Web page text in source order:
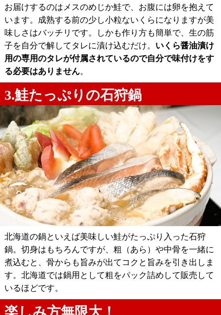
お届けするのはメスのめじか鮭で、お腹には卵を抱えて
います。成熟する前の少し小粒ないくらになりますが美
味しさはバッチリです。しかも作り方も簡単で、生の筋
子を自分で解してタレに漬け込むだけ。 いくら醤油漬け
用の専用のタレが付属されているので自分で味付けをす
る必要はありません。
3.鮭たっぷりの石狩鍋
北海道の鍋といえば美味しい鮭がたっぷり入った石狩
鍋。切身はもちろんですが、粗（あら）や中骨を一緒に
煮込むと、骨からも旨みが出てコクと旨みを引き出しま
す。北海道では鍋用として粗をパック詰めして販売して
いるほどです。
楽しみ方無限大！